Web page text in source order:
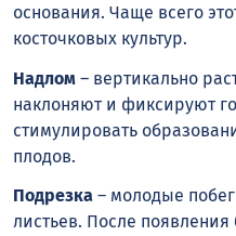
основания. Чаще всего
косточковых культур.
Надлом – вертикально
наклоняют и фиксируют
стимулировать
плодов.
Подрезка – молодые
листьев. После